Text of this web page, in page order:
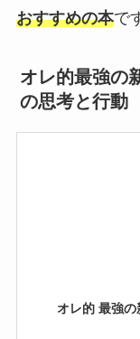
おすすめの本で
オレ的最強の
の思考と行動
オレ的 最強